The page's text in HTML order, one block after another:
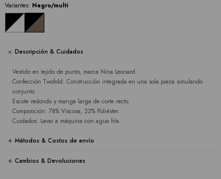
Variantes: Negro/multi
Descripción & Cuidados
Vestido en tejido de punto, marca Nina Leonard.
Confección Twofold: Construcción integrada en una sola pieza simulando
conjunto.
Escote redondo y manga larga de corte recto.
Composición: 78% Viscosa, 22% Poliéster.
Cuidados: Lavar a máquina con agua fría.
Métodos & Costos de envío
Cambios & Devoluciones